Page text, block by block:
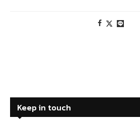
Keep in touch